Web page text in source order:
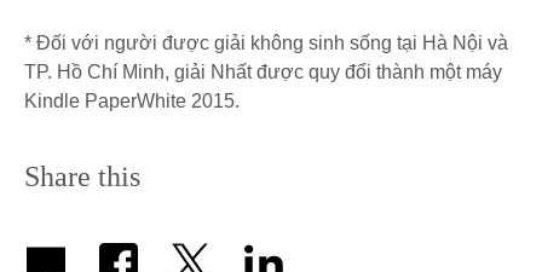
* Đối với người được giải không sinh sống tại Hà Nội và
TP. Hồ Chí Minh, giải Nhất được quy đổi thành một máy
Kindle PaperWhite 2015.
Share this